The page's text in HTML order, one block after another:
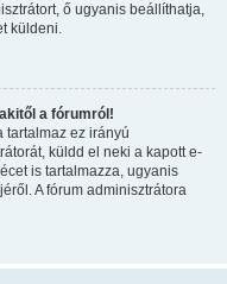
ő ugyanis beállíthatja,
küldeni.
a fórumról!
tartalmaz ez irányú
küldd el neki a kapott e-
is tartalmazza, ugyanis
A fórum adminisztrátora